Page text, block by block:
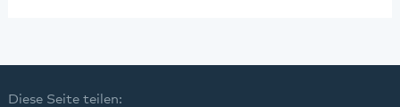
Diese Seite teilen: